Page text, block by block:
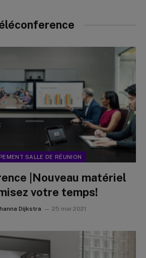
SALLE DE RÉUNION
|Nouveau matériel
votre temps!
Dijkstra 25 mai 2021